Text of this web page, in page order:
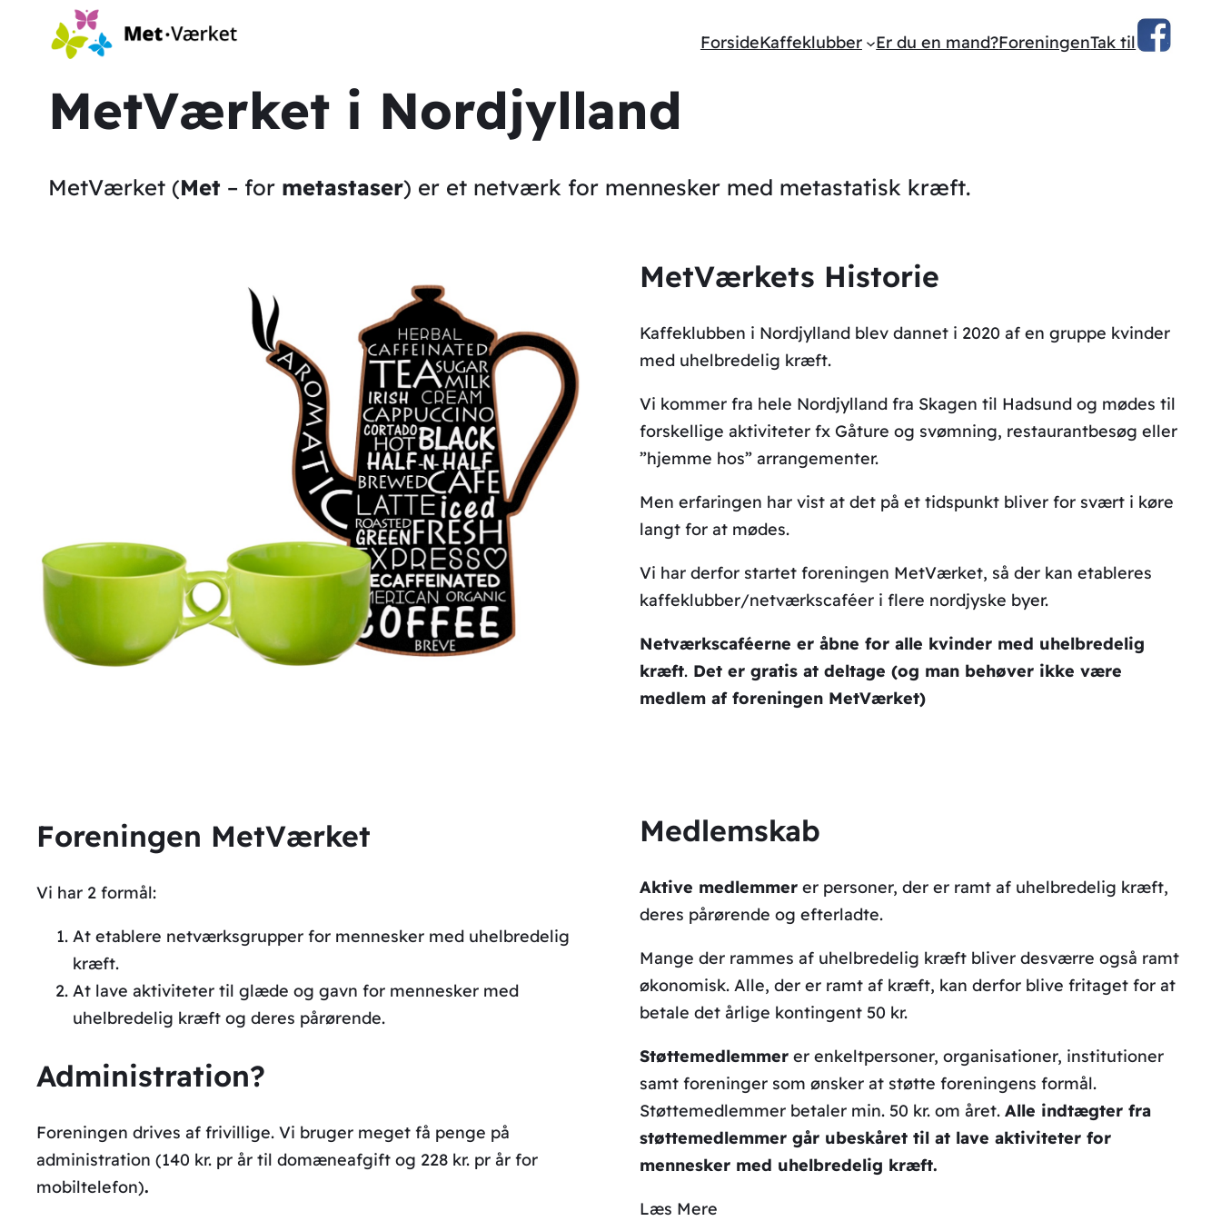
ForsideKaffeklubber Er du en mand?ForeningenTak til
MetVærket i Nordjylland
MetVærket (Met – for metastaser) er et netværk for mennesker med metastatisk kræft.
MetVærkets Historie
Kaffeklubben i Nordjylland blev dannet i 2020 af en gruppe kvinder
med uhelbredelig kræft.
Vi kommer fra hele Nordjylland fra Skagen til Hadsund og mødes til
forskellige aktiviteter fx Gåture og svømning, restaurantbesøg eller
”hjemme hos” arrangementer.
Men erfaringen har vist at det på et tidspunkt bliver for svært i køre
langt for at mødes.
Vi har derfor startet foreningen MetVærket, så der kan etableres
kaffeklubber/netværkscaféer i flere nordjyske byer.
Netværkscaféerne er åbne for alle kvinder med uhelbredelig
kræft. Det er gratis at deltage (og man behøver ikke være
medlem af foreningen MetVærket)
Foreningen MetVærket
Vi har 2 formål:
At etablere netværksgrupper for mennesker med uhelbredelig
kræft.
At lave aktiviteter til glæde og gavn for mennesker med
uhelbredelig kræft og deres pårørende.
Administration?
Foreningen drives af frivillige. Vi bruger meget få penge på
administration (140 kr. pr år til domæneafgift og 228 kr. pr år for
mobiltelefon).
Medlemskab
Aktive medlemmer er personer, der er ramt af uhelbredelig kræft,
deres pårørende og efterladte.
Mange der rammes af uhelbredelig kræft bliver desværre også ramt
økonomisk. Alle, der er ramt af kræft, kan derfor blive fritaget for at
betale det årlige kontingent 50 kr.
Støttemedlemmer er enkeltpersoner, organisationer, institutioner
samt foreninger som ønsker at støtte foreningens formål.
Støttemedlemmer betaler min. 50 kr. om året. Alle indtægter fra
støttemedlemmer går ubeskåret til at lave aktiviteter for
mennesker med uhelbredelig kræft.
Læs Mere